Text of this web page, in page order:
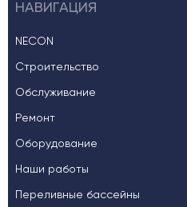
НАВИГАЦИЯ
NECON
Строительство
Обслуживание
Ремонт
Оборудование
Наши работы
Переливные бассейны